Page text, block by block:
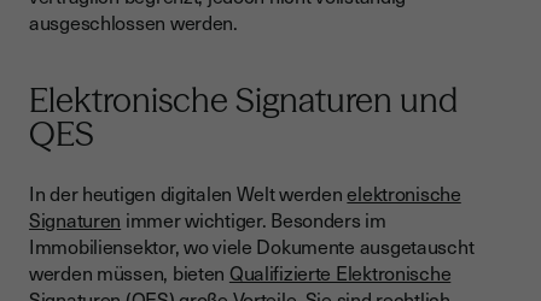
ausgeschlossen werden.
Elektronische Signaturen und
QES
In der heutigen digitalen Welt werdenelektronische
Signaturen immer wichtiger. Besonders im
Immobiliensektor, wo viele Dokumente ausgetauscht
werden müssen, bieten Qualifizierte Elektronische